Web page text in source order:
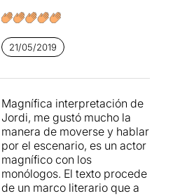
l’espectador estigui atent a
tota la narració, impacient
per saber com acabarà tot
plegat. A mesura que creix
Bosch es va fent gran a
cadascuna de les persones
que es troben a les butaques
del teatre. Llàstima que,
quan sembla que tot ha
d’explosionar en un final
èpic, en la vessant que sigui,
21/05/2019
Magnífica interpretación de
Jordi, me gustó mucho la
manera de moverse y hablar
por el escenario, es un actor
magnífico con los
monólogos. El texto procede
de un marco literario que a